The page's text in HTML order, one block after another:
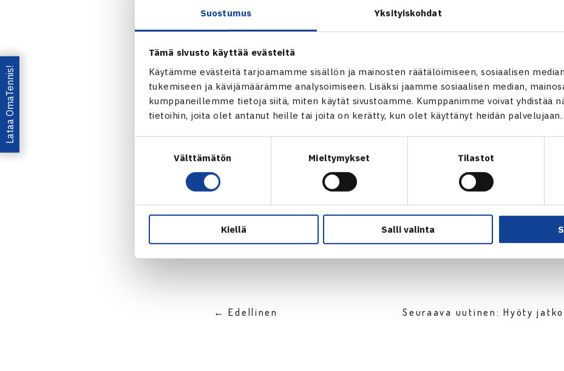
Suostumus Yksityiskohdat
Tämä sivusto käyttää evästeitä
Käytämme evästeitä tarjoamamme sisällön ja mainosten räätälöimiseen, sosiaalisen
tukemiseen ja kävijämäärämme analysoimiseen. Lisäksi jaamme sosiaalisen median,
kumppaneillemme tietoja siitä, miten käytät sivustoamme. Kumppanimme voivat yhdistää
tietoihin, joita olet antanut heille tai joita on kerätty, kun olet käyttänyt heidän palvelujaan.
Välttämätön Mieltymykset Tilastot
Kiellä Salli valinta
peliuran ohessa hän on toiminut seurassa valmennustehtävissäkin.
-Kilpailupäällikön toimenkuvaa on muutettu aiemmasta enemmän toiminnan
kertoi liiton toimitusjohtaja Teemu Purho.
Raisa Törnroos-Heinonen aloittaa tehtävässään 13.8.
← Edellinen Seuraava uutinen: Hyöty
Lataa OmaTennis!